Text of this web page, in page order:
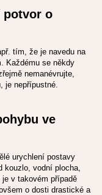
potvor o
tím, že je navedu na
Každému se někdy
nemanévrujte,
je nepřípustné.
ve
urychlení postavy
kouzlo, vodní plocha,
v takovém případě
o dosti drastické a